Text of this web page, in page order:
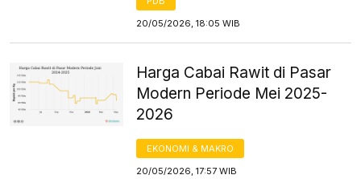
20/05/2026, 18:05 WIB
Harga Cabai Rawit di Pasar
Modern Periode Mei 2025-
2026
EKONOMI & MAKRO
20/05/2026, 17:57 WIB